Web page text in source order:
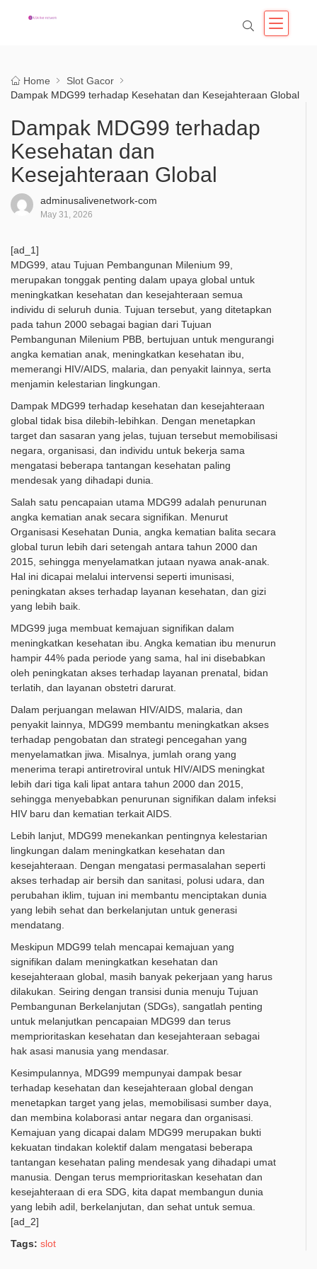
Home
Slot Gacor
Dampak MDG99 terhadap Kesehatan dan Kesejahteraan Global
Dampak MDG99 terhadap
Kesehatan dan
Kesejahteraan Global
adminusalivenetwork-com
May 31, 2026
[ad_1]
MDG99, atau Tujuan Pembangunan Milenium 99,
merupakan tonggak penting dalam upaya global untuk
meningkatkan kesehatan dan kesejahteraan semua
individu di seluruh dunia. Tujuan tersebut, yang ditetapkan
pada tahun 2000 sebagai bagian dari Tujuan
Pembangunan Milenium PBB, bertujuan untuk mengurangi
angka kematian anak, meningkatkan kesehatan ibu,
memerangi HIV/AIDS, malaria, dan penyakit lainnya, serta
menjamin kelestarian lingkungan.
Dampak MDG99 terhadap kesehatan dan kesejahteraan
global tidak bisa dilebih-lebihkan. Dengan menetapkan
target dan sasaran yang jelas, tujuan tersebut memobilisasi
negara, organisasi, dan individu untuk bekerja sama
mengatasi beberapa tantangan kesehatan paling
mendesak yang dihadapi dunia.
Salah satu pencapaian utama MDG99 adalah penurunan
angka kematian anak secara signifikan. Menurut
Organisasi Kesehatan Dunia, angka kematian balita secara
global turun lebih dari setengah antara tahun 2000 dan
2015, sehingga menyelamatkan jutaan nyawa anak-anak.
Hal ini dicapai melalui intervensi seperti imunisasi,
peningkatan akses terhadap layanan kesehatan, dan gizi
yang lebih baik.
MDG99 juga membuat kemajuan signifikan dalam
meningkatkan kesehatan ibu. Angka kematian ibu menurun
hampir 44% pada periode yang sama, hal ini disebabkan
oleh peningkatan akses terhadap layanan prenatal, bidan
terlatih, dan layanan obstetri darurat.
Dalam perjuangan melawan HIV/AIDS, malaria, dan
penyakit lainnya, MDG99 membantu meningkatkan akses
terhadap pengobatan dan strategi pencegahan yang
menyelamatkan jiwa. Misalnya, jumlah orang yang
menerima terapi antiretroviral untuk HIV/AIDS meningkat
lebih dari tiga kali lipat antara tahun 2000 dan 2015,
sehingga menyebabkan penurunan signifikan dalam infeksi
HIV baru dan kematian terkait AIDS.
Lebih lanjut, MDG99 menekankan pentingnya kelestarian
lingkungan dalam meningkatkan kesehatan dan
kesejahteraan. Dengan mengatasi permasalahan seperti
akses terhadap air bersih dan sanitasi, polusi udara, dan
perubahan iklim, tujuan ini membantu menciptakan dunia
yang lebih sehat dan berkelanjutan untuk generasi
mendatang.
Meskipun MDG99 telah mencapai kemajuan yang
signifikan dalam meningkatkan kesehatan dan
kesejahteraan global, masih banyak pekerjaan yang harus
dilakukan. Seiring dengan transisi dunia menuju Tujuan
Pembangunan Berkelanjutan (SDGs), sangatlah penting
untuk melanjutkan pencapaian MDG99 dan terus
memprioritaskan kesehatan dan kesejahteraan sebagai
hak asasi manusia yang mendasar.
Kesimpulannya, MDG99 mempunyai dampak besar
terhadap kesehatan dan kesejahteraan global dengan
menetapkan target yang jelas, memobilisasi sumber daya,
dan membina kolaborasi antar negara dan organisasi.
Kemajuan yang dicapai dalam MDG99 merupakan bukti
kekuatan tindakan kolektif dalam mengatasi beberapa
tantangan kesehatan paling mendesak yang dihadapi umat
manusia. Dengan terus memprioritaskan kesehatan dan
kesejahteraan di era SDG, kita dapat membangun dunia
yang lebih adil, berkelanjutan, dan sehat untuk semua.
[ad_2]
Tags: slot